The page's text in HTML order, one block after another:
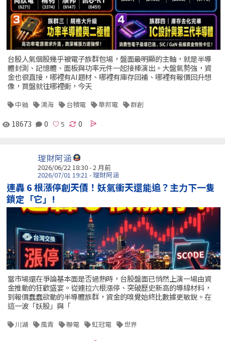
台股人氣個股幾乎被電子族群包場，盤面最明顯的主軸，就是半導
體封測、記憶體、面板與功率元件一起接棒演出。大盤氣勢強，資
金也很直接，哪裡有AI題材、哪裡有庫存回補、哪裡有報價回升想
像，買盤就往哪裡衝，今天
中釉 鴻海 台積電 華邦電 群創
18673 0 0
理財阿涵
2026/06/22 18:30 - 2 月前
2026/07/01 19:21 - 理財阿涵
連轟 6 根漲停創天價！妖氣衝天還能追？主力下一隻
鎖定「它」!
當市場還在爭論基本面是否過熱時，台股盤面已悄然上演一場由資
金推動的狂歡盛宴。從連拉六根漲停、突破歷史新高的導線材料，
到報價蠢蠢欲動的半導體族群，資金的嗅覺始終比數據更敏銳。在
這一波「妖股」與「
川湖 風青 聯電 虹冠電 世界